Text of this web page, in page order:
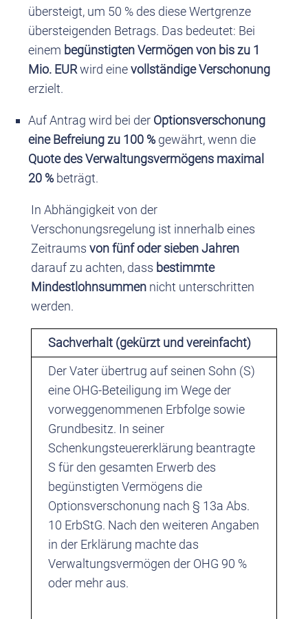
übersteigt, um 50 % des diese Wertgrenze
übersteigenden Betrags. Das bedeutet: Bei
einem begünstigten Vermögen von bis zu 1
Mio. EURwird einevollständige Verschonung
erzielt.
Auf Antrag wird bei der Optionsverschonung
eine Befreiung zu 100 %gewährt, wenn die
Quote des Verwaltungsvermögens maximal
20 %beträgt.
In Abhängigkeit von der
Verschonungsregelung ist innerhalb eines
Zeitraums von fünf oder sieben Jahren
darauf zu achten, dass bestimmte
Mindestlohnsummennicht unterschritten
werden.
Sachverhalt (gekürzt und vereinfacht)
Der Vater übertrug auf seinen Sohn (S)
eine OHG-Beteiligung im Wege der
vorweggenommenen Erbfolge sowie
Grundbesitz. In seiner
Schenkungsteuererklärung beantragte
S für den gesamten Erwerb des
begünstigten Vermögens die
Optionsverschonung nach § 13a Abs.
10 ErbStG. Nach den weiteren Angaben
in der Erklärung machte das
Verwaltungsvermögen der OHG 90 %
oder mehr aus.